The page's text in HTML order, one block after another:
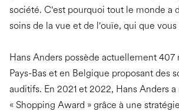
société. C'est pourquoi tout le monde a
soins de la vue et de l'ouïe, qui que vous
Hans Anders possède actuellement 407
Pays-Bas et en Belgique proposant des
auditifs. En 2021 et 2022, Hans Anders
« Shopping Award » grâce à une